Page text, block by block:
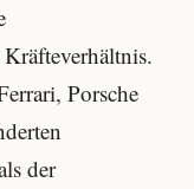
Porsche
der